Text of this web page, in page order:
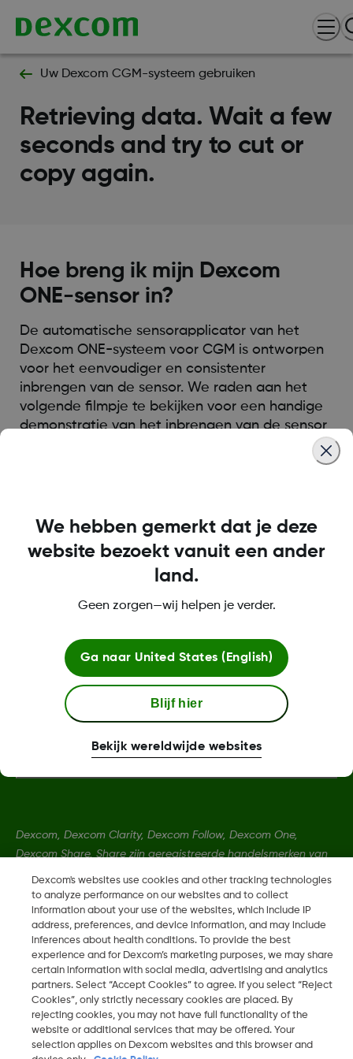
Uw Dexcom CGM-systeem gebruiken
Retrieving data. Wait a few
seconds and try to cut or
copy again.
Hoe breng ik mijn Dexcom
ONE-sensor in?
De automatische sensorapplicator van het
Dexcom ONE-systeem voor CGM is ontworpen
voor het eenvoudiger en consistenter
inbrengen van de sensor. We raden aan het
volgende filmpje te bekijken voor een handige
demonstratie van het inbrengen van de sensor
LBL-1000734 Rev002
Over Dexcom
Meer informatie
Dexcom, Dexcom Clarity, Dexcom Follow, Dexcom One,
Dexcom Share, Share zijn geregistreerde handelsmerken van
Dexcom, Inc. in de Verenigde Staten en kunnen eveneens in
andere landen geregistreerd zijn.
LBL-1000734 Rev002
2026 Dexcom, Inc. Alle rechten voorbehouden.
Dexcom's websites use cookies and other tracking technologies
to analyze performance on our websites and to collect
information about your use of the websites, which include IP
address, preferences, and device information, and may include
inferences about health conditions. To provide the best
experience and for Dexcom’s marketing purposes, we may share
certain information with social media, advertising and analytics
partners. Select “Accept Cookies” to agree. If you select “Reject
Cookies”, only strictly necessary cookies are placed. By
rejecting cookies, you may not have full functionality of the
website or additional services that may be offered. Your
selection applies on Dexcom websites and this browser and
We hebben gemerkt dat je deze
website bezoekt vanuit een ander
land.
Geen zorgen—wij helpen je verder.
Ga naar United States (English)
Blijf hier
Bekijk wereldwijde websites